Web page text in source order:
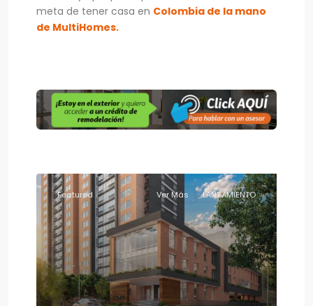
meta de tener casa en Colombia de la mano
de MultiHomes.
Featured Ver Más LANZAMIENTO